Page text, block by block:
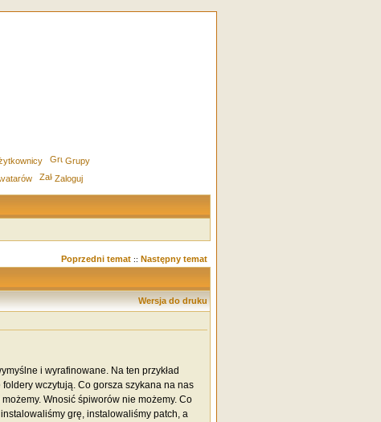
Grupy
Zaloguj
Poprzedni temat:: Następny temat
Wersja do druku
i wyrafinowane. Na ten przykład
wczytują. Co gorsza szykana na nas
Wnosić śpiworów nie możemy. Co
grę, instalowaliśmy patch, a